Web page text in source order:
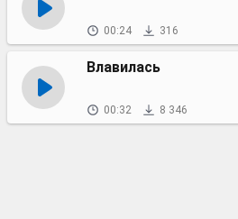
00:24 316
Влавилась
00:32 8 346